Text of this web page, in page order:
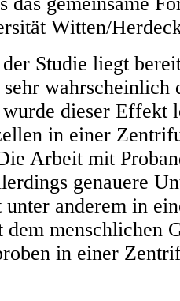
Witten/
Studie liegt
wahrscheinlich
dieser Effekt
in einer
Arbeit mit
genauere
anderem in
dem menschlichen
in einer